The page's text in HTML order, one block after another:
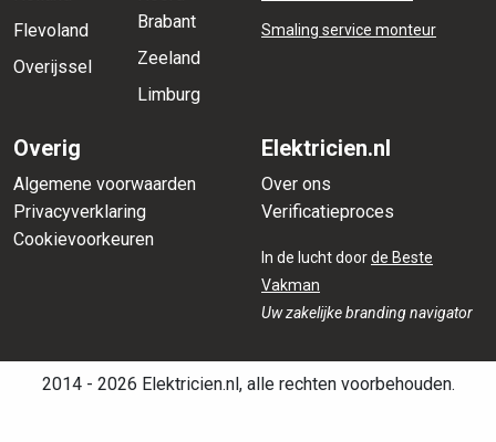
Flevoland
Overijssel
Brabant
Zeeland
Limburg
Smaling service monteur
Overig
Algemene voorwaarden
Privacyverklaring
Cookievoorkeuren
Elektricien.nl
Over ons
Verificatieproces
In de lucht doorde Beste
Vakman
Uw zakelijke branding navigator
2014 - 2026 Elektricien.nl, alle rechten voorbehouden.